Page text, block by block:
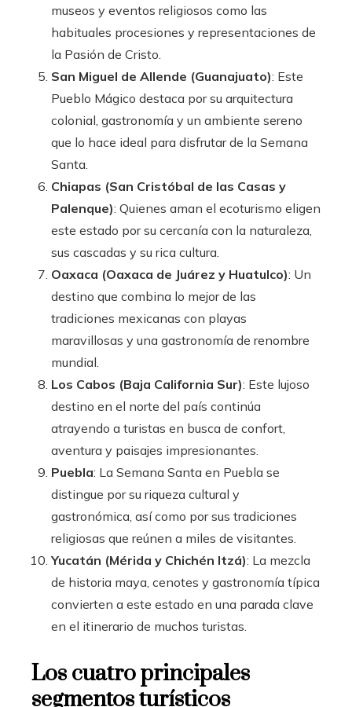
museos y eventos religiosos como las
habituales procesiones y representaciones de
la Pasión de Cristo.
San Miguel de Allende (Guanajuato): Este
Pueblo Mágico destaca por su arquitectura
colonial, gastronomía y un ambiente sereno
que lo hace ideal para disfrutar de la Semana
Santa.
Chiapas (San Cristóbal de las Casas y
Palenque): Quienes aman el ecoturismo eligen
este estado por su cercanía con la naturaleza,
sus cascadas y su rica cultura.
Oaxaca (Oaxaca de Juárez y Huatulco): Un
destino que combina lo mejor de las
tradiciones mexicanas con playas
maravillosas y una gastronomía de renombre
mundial.
Los Cabos (Baja California Sur): Este lujoso
destino en el norte del país continúa
atrayendo a turistas en busca de confort,
aventura y paisajes impresionantes.
Puebla: La Semana Santa en Puebla se
distingue por su riqueza cultural y
gastronómica, así como por sus tradiciones
religiosas que reúnen a miles de visitantes.
Yucatán (Mérida y Chichén Itzá): La mezcla
de historia maya, cenotes y gastronomía típica
convierten a este estado en una parada clave
en el itinerario de muchos turistas.
Los cuatro principales
segmentos turísticos